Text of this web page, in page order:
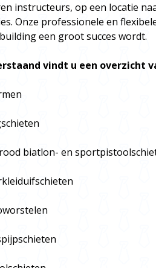
instructeurs, op een locatie
Onze professionele en
een groot succes wordt.
vindt u een overzicht
biatlon- en